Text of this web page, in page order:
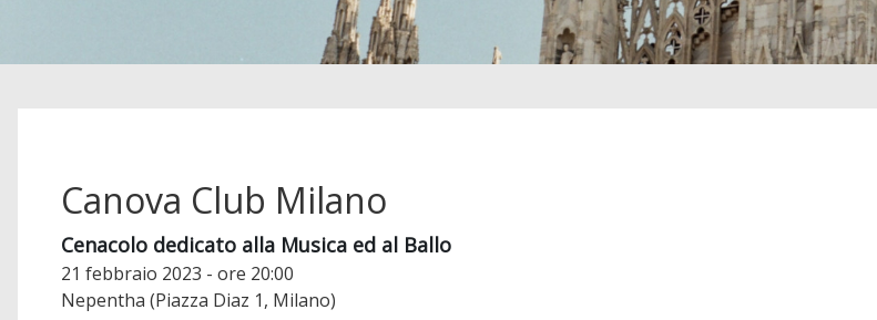
Canova Club Milano
Cenacolo dedicato alla Musica ed al Ballo
21 febbraio 2023 - ore 20:00
Nepentha (Piazza Diaz 1, Milano)